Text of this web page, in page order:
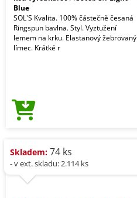
Blue
SOL'S Kvalita. 100% částečně česaná
Ringspun bavlna. Styl. Vyztužení
lemem na krku. Elastanový žebrovaný
límec. Krátké r
Skladem: 74 ks
- v ext. skladu: 2.114 ks